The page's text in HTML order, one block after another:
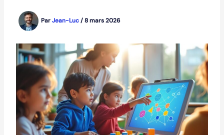
ParJean-Luc/8 mars 2026